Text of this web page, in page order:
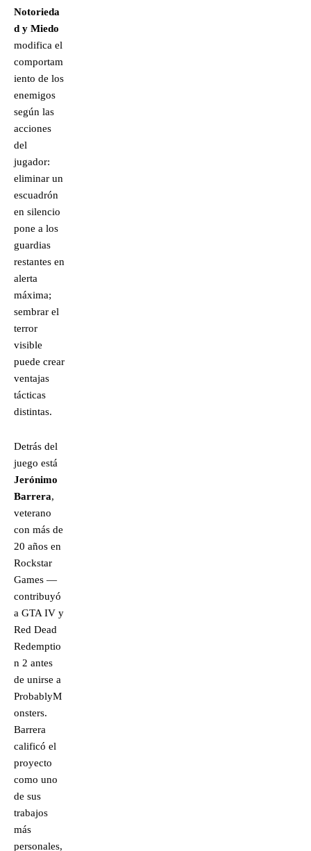
Notorieda
d y Miedo
modifica el
comportam
iento de los
enemigos
según las
acciones
del
jugador:
eliminar un
escuadrón
en silencio
pone a los
guardias
restantes en
alerta
máxima;
sembrar el
terror
visible
puede crear
ventajas
tácticas
distintas.
Detrás del
juego está
Jerónimo
Barrera,
veterano
con más de
20 años en
Rockstar
Games —
contribuyó
a GTA IV y
Red Dead
Redemptio
n 2 antes
de unirse a
ProbablyM
onsters.
Barrera
calificó el
proyecto
como uno
de sus
trabajos
más
personales,